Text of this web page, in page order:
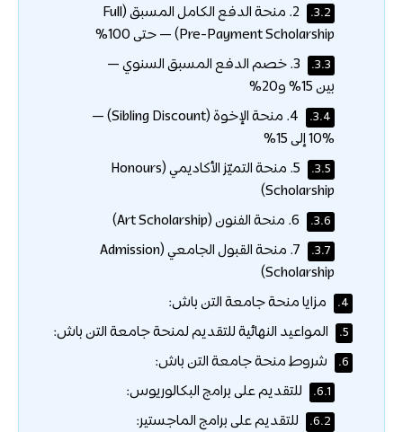
3.2.
2. منحة الدفع الكامل المسبق (Full
Pre-Payment Scholarship) — حتى 100%
3.3.
3. خصم الدفع المسبق السنوي —
بين 15% و20%
3.4.
4. منحة الإخوة (Sibling Discount) —
10% إلى 15%
3.5.
5. منحة التميّز الأكاديمي (Honours
Scholarship)
3.6.
3.7.
7. منحة القبول الجامعي (Admission
Scholarship)
4. مزايا منحة جامعة التن باش:
5. المواعيد النهائية للتقديم لمنحة جامعة التن باش:
6. شروط منحة جامعة التن باش:
6.1. للتقديم على برامج البكالوريوس:
6.2. للتقديم على برامج الماجستير: